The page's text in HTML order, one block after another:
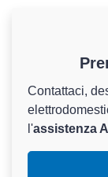
Contattaci,
l'assistenza